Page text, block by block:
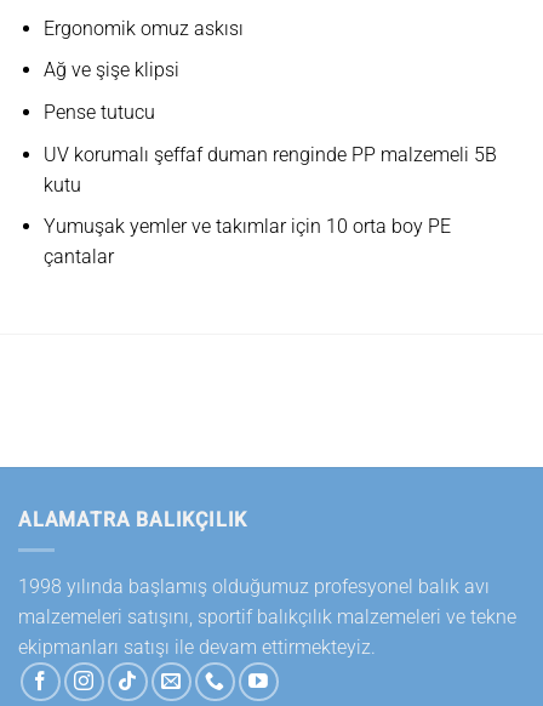
Ergonomik omuz askısı
Ağ ve şişe klipsi
Pense tutucu
UV korumalı şeffaf duman renginde PP malzemeli 5B
kutu
Yumuşak yemler ve takımlar için 10 orta boy PE
çantalar
ALAMATRA BALIKÇILIK
1998 yılında başlamış olduğumuz profesyonel balık avı
malzemeleri satışını, sportif balıkçılık malzemeleri ve tekne
ekipmanları satışı ile devam ettirmekteyiz.